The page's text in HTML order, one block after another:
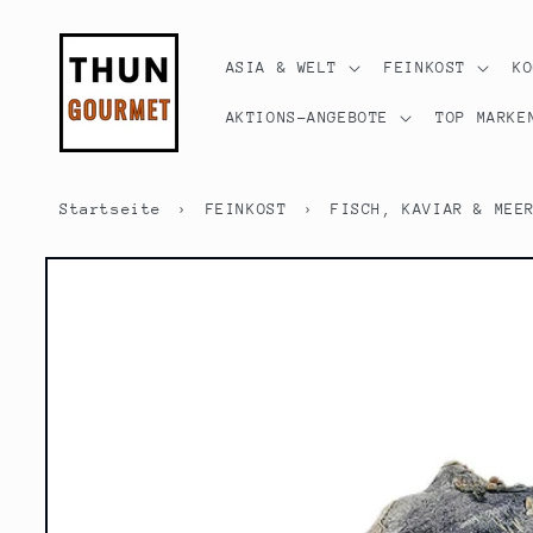
ASIA & WELT FEINKOST
AKTIONS-ANGEBOTE TOP
Startseite › FEINKOST › FISCH, KAVIAR &